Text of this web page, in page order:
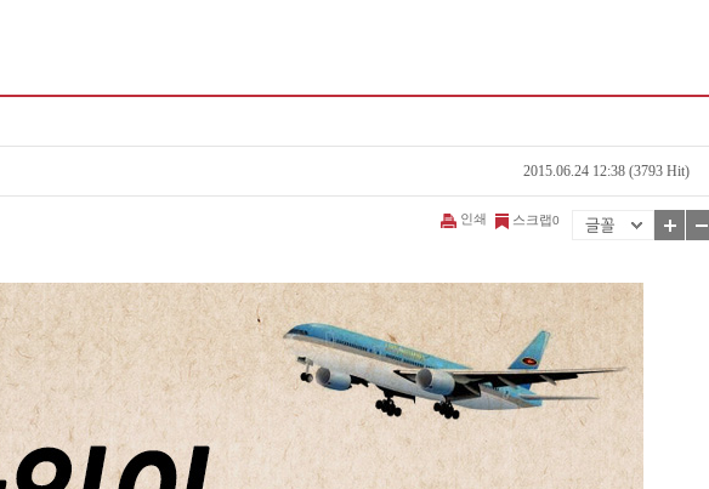
2015.06.24 12:38 (3793 Hit)
인쇄 스크랩0